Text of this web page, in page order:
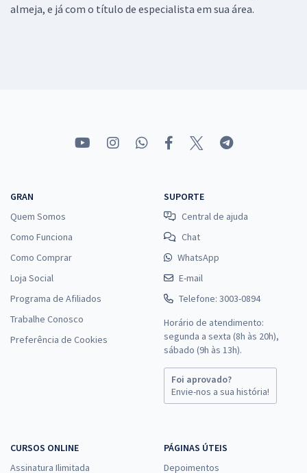
almeja, e já com o título de especialista em sua área.
GRAN
Quem Somos
Como Funciona
Como Comprar
Loja Social
Programa de Afiliados
Trabalhe Conosco
Preferência de Cookies
SUPORTE
Central de ajuda
Chat
WhatsApp
E-mail
Telefone: 3003-0894
Horário de atendimento:
segunda a sexta (8h às 20h),
sábado (9h às 13h).
Foi aprovado?
Envie-nos a sua história!
CURSOS ONLINE
Assinatura Ilimitada
PÁGINAS ÚTEIS
Depoimentos